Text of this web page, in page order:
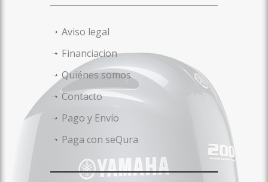
Aviso legal
Financiacion
Quiénes somos
Contacto
Pago y Envío
Paga con seQura